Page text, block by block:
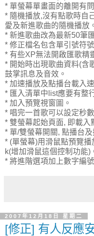
* 單螢幕單畫面的離開有
* 隨機播放,沒有點歌時自
愛及新進歌曲的隨機播放
* 新進歌曲改為最新50筆
* 修正檔名包含單引號符
* 有些XP無法開啟匯歌精
* 開始時出現歌曲資料(含
鼓掌訊息及音效。
* 加速播放及點播台載入
* 匯入清單中list應要有整
* 加入預覽視窗圖。
* 唱完一首歌可以設定秒
* 雙螢幕起始頁面, 即載入
* 單/雙螢幕開關, 點播台
* (單螢幕)用滑鼠點預覽
k(增加滑鼠這個控制功能)
* 將進階選項加上數字編
2007年12月18日 星期二
[修正] 有人反應